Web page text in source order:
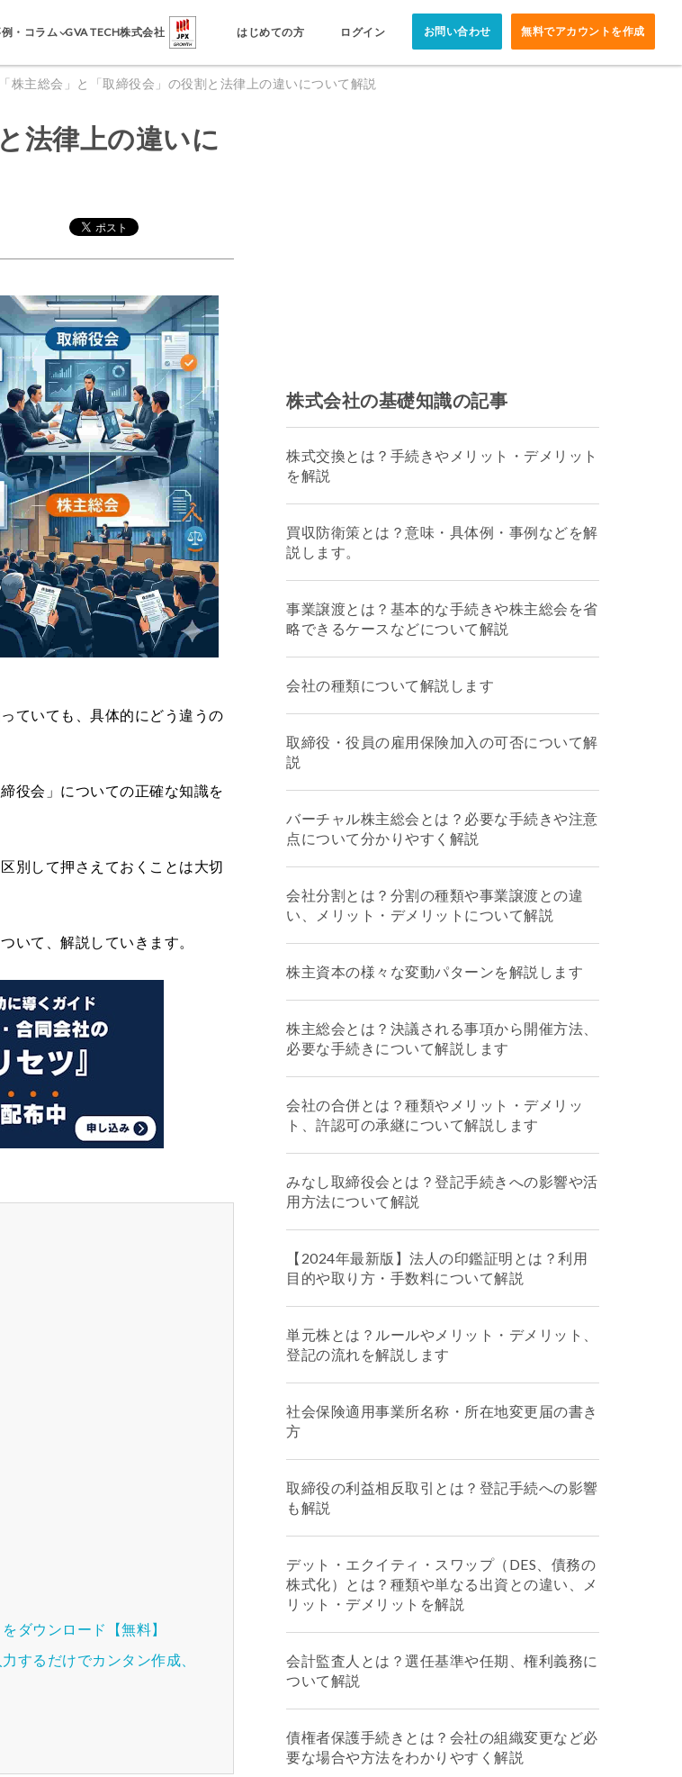
・コラム GVA TECH株式会社 はじめての方 ログイン お問い合わせ 無料でアカウントを作成
「株主総会」と「取締役会」の役割と法律上の違いについて解説
法律上の違いに
ていても、具体的にどう違うの
役会」についての正確な知識を
別して押さえておくことは大切
いて、解説していきます。
ダウンロード【無料】
するだけでカンタン作成、
株式会社の基礎知識の記事
株式交換とは？手続きやメリット・デメリット
を解説
買収防衛策とは？意味・具体例・事例などを解
説します。
事業譲渡とは？基本的な手続きや株主総会を省
略できるケースなどについて解説
会社の種類について解説します
取締役・役員の雇用保険加入の可否について解
説
バーチャル株主総会とは？必要な手続きや注意
点について分かりやすく解説
会社分割とは？分割の種類や事業譲渡との違
い、メリット・デメリットについて解説
株主資本の様々な変動パターンを解説します
株主総会とは？決議される事項から開催方法、
必要な手続きについて解説します
会社の合併とは？種類やメリット・デメリッ
ト、許認可の承継について解説します
みなし取締役会とは？登記手続きへの影響や活
用方法について解説
【2024年最新版】法人の印鑑証明とは？利用
目的や取り方・手数料について解説
単元株とは？ルールやメリット・デメリット、
登記の流れを解説します
社会保険適用事業所名称・所在地変更届の書き
方
取締役の利益相反取引とは？登記手続への影響
も解説
デット・エクイティ・スワップ（DES、債務の
株式化）とは？種類や単なる出資との違い、メ
リット・デメリットを解説
会計監査人とは？選任基準や任期、権利義務に
ついて解説
債権者保護手続きとは？会社の組織変更など必
要な場合や方法をわかりやすく解説